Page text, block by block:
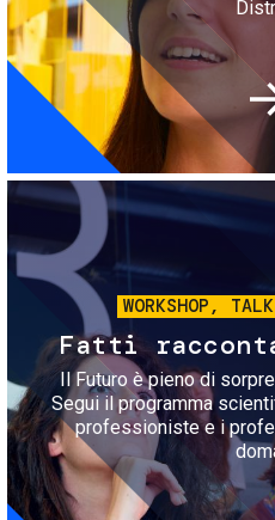
WORKSHOP,
Fatti
Il Futuro è pieno di
Segui il programma
professioniste e i